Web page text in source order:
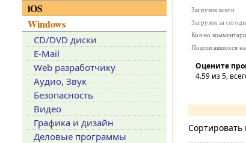
Загрузок всего
Загрузок за
Кол-во
Подписавшихся
Оцените
4.59из 5,
Сортировать
iOS
Windows
CD/DVD диски
E-Mail
Web разработчику
Аудио, Звук
Безопасность
Видео
Графика и дизайн
Деловые программы